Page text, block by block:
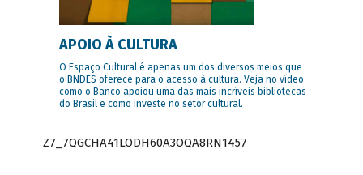
APOIO À CULTURA
O Espaço Cultural é apenas um dos diversos meios que
o BNDES oferece para o acesso à cultura. Veja no vídeo
como o Banco apoiou uma das mais incríveis bibliotecas
do Brasil e como investe no setor cultural.
Z7_7QGCHA41LODH60A3OQA8RN1457